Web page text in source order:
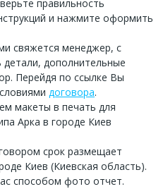
правильность
и нажмите оформить
свяжется менеджер, с
дополнительные
Перейдя по ссылке Вы
договора.
макеты в печать для
Арка в городе Киев
срок размещает
Киев (Киевская область).
способом фото отчет.